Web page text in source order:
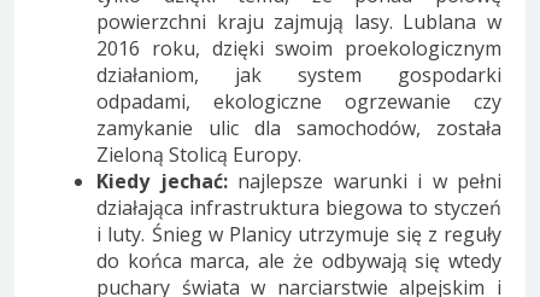
powierzchni kraju zajmują lasy. Lublana w
2016 roku, dzięki swoim proekologicznym
działaniom, jak system gospodarki
odpadami, ekologiczne ogrzewanie czy
zamykanie ulic dla samochodów, została
Zieloną Stolicą Europy.
Kiedy jechać:najlepsze warunki i w pełni
działająca infrastruktura biegowa to styczeń
i luty. Śnieg w Planicy utrzymuje się z reguły
do końca marca, ale że odbywają się wtedy
puchary świata w narciarstwie alpejskim i